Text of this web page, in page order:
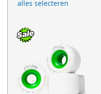
alles selecteren